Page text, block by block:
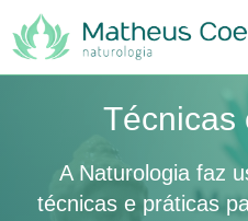
Técnicas
A Naturologia faz
técnicas e práticas